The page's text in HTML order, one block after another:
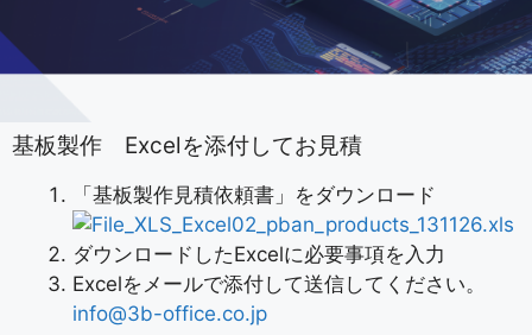
基板製作 Excelを添付してお見積
「基板製作見積依頼書」をダウンロード
02_pban_products_131126.xls
ダウンロードしたExcelに必要事項を入力
Excelをメールで添付して送信してください。
info@3b-office.co.jp